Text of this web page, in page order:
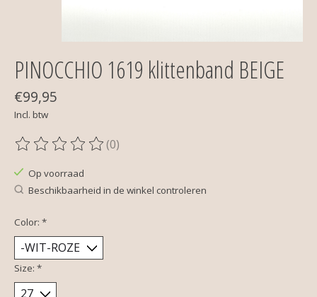
PINOCCHIO 1619 klittenband BEIGE
€99,95
Incl. btw
De beoordeling van dit product is
(0)
Op voorraad
Beschikbaarheid in de winkel controleren
Color: *
Size: *